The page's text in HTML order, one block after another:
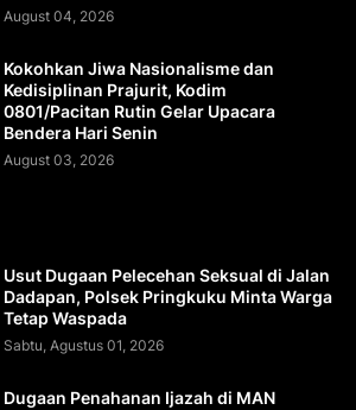
August 04, 2026
Kokohkan Jiwa Nasionalisme dan
Kedisiplinan Prajurit, Kodim
0801/Pacitan Rutin Gelar Upacara
Bendera Hari Senin
August 03, 2026
Usut Dugaan Pelecehan Seksual di Jalan
Dadapan, Polsek Pringkuku Minta Warga
Tetap Waspada
Sabtu, Agustus 01, 2026
Dugaan Penahanan Ijazah di MAN